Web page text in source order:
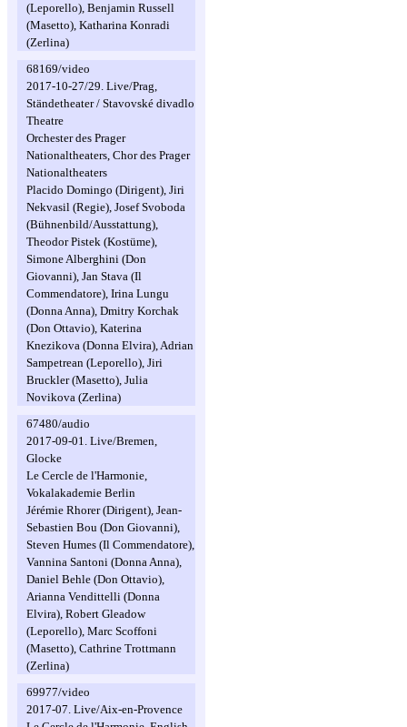
(Leporello), Benjamin Russell
(Masetto), Katharina Konradi
(Zerlina)
68169/video
2017-10-27/29. Live/Prag,
Ständetheater / Stavovské divadlo
Theatre
Orchester des Prager
Nationaltheaters, Chor des Prager
Nationaltheaters
Placido Domingo (Dirigent), Jiri
Nekvasil (Regie), Josef Svoboda
(Bühnenbild/Ausstattung),
Theodor Pistek (Kostüme),
Simone Alberghini (Don
Giovanni), Jan Stava (Il
Commendatore), Irina Lungu
(Donna Anna), Dmitry Korchak
(Don Ottavio), Katerina
Knezikova (Donna Elvira), Adrian
Sampetrean (Leporello), Jiri
Bruckler (Masetto), Julia
Novikova (Zerlina)
67480/audio
2017-09-01. Live/Bremen,
Glocke
Le Cercle de l'Harmonie,
Vokalakademie Berlin
Jérémie Rhorer (Dirigent), Jean-
Sebastien Bou (Don Giovanni),
Steven Humes (Il Commendatore),
Vannina Santoni (Donna Anna),
Daniel Behle (Don Ottavio),
Arianna Vendittelli (Donna
Elvira), Robert Gleadow
(Leporello), Marc Scoffoni
(Masetto), Cathrine Trottmann
(Zerlina)
69977/video
2017-07. Live/Aix-en-Provence